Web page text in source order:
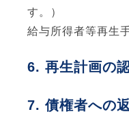
す。）
給与所得者等再生
再生計画の
債権者への